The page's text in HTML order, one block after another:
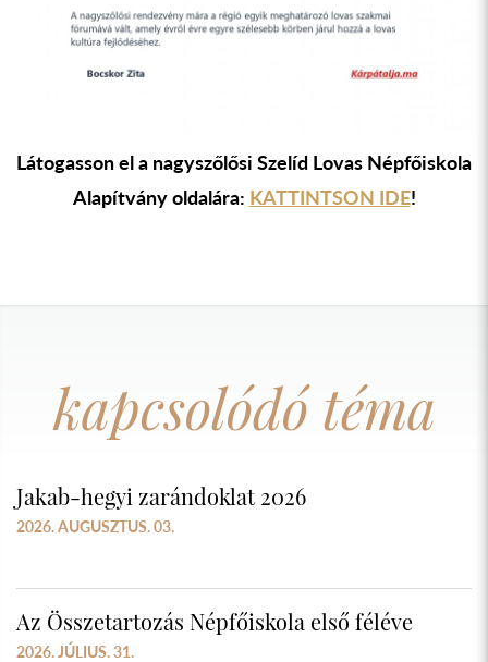
Látogasson el a nagyszőlősi Szelíd Lovas Népfőiskola
Alapítvány oldalára: KATTINTSON IDE!
kapcsolódó téma
Jakab-hegyi zarándoklat 2026
2026. AUGUSZTUS. 03.
Az Összetartozás Népfőiskola első féléve
2026. JÚLIUS. 31.